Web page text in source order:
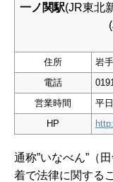
一ノ関駅(JR東北
住所
岩
電話
営業時間
平
HP
通称”いなべん”（
着で法律に関する